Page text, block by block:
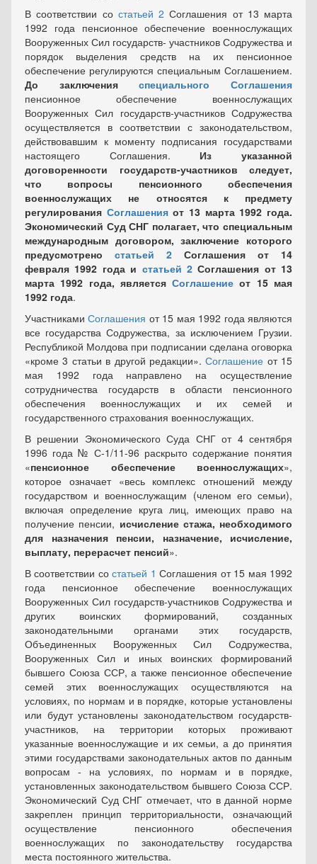
В соответствии со статьей 2 Соглашения от 13 марта
1992 года пенсионное обеспечение военнослужащих
Вооруженных Сил государств- участников Содружества и
порядок выделения средств на их пенсионное
обеспечение регулируются специальным Соглашением.
До заключенияспециального Соглашения
пенсионное обеспечение военнослужащих
Вооруженных Сил государств-участников Содружества
осуществляется в соответствии с законодательством,
действовавшим к моменту подписания государствами
настоящего Соглашения. Из указанной
договоренности государств-участников следует,
что вопросы пенсионного обеспечения
военнослужащих не относятся к предмету
регулирования Соглашенияот 13 марта 1992 года.
Экономический Суд СНГ полагает, что специальным
международным договором, заключение которого
предусмотрено статьей 2 Соглашения от 14
февраля 1992 года и статьей 2Соглашения от 13
марта 1992 года, являетсяСоглашение от 15 мая
1992 года.
УчастникамиСоглашения от 15 мая 1992 года являются
все государства Содружества, за исключением Грузии.
Республикой Молдова при подписании сделана оговорка
«кроме 3 статьи в другой редакции».Соглашение от 15
мая 1992 года направлено на осуществление
сотрудничества государств в области пенсионного
обеспечения военнослужащих и их семей и
государственного страхования военнослужащих.
В решении Экономического Суда СНГ от 4 сентября
1996 года № С-1/11-96 раскрыто содержание понятия
«пенсионное обеспечение военнослужащих»,
которое означает «весь комплекс отношений между
государством и военнослужащим (членом его семьи),
включая определение круга лиц, имеющих право на
получение пенсии, исчисление стажа, необходимого
для назначения пенсии, назначение, исчисление,
выплату, перерасчет пенсий».
В соответствии состатьей 1 Соглашения от 15 мая 1992
года пенсионное обеспечение военнослужащих
Вооруженных Сил государств-участников Содружества и
других воинских формирований, созданных
законодательными органами этих государств,
Объединенных Вооруженных Сил Содружества,
Вооруженных Сил и иных воинских формирований
бывшего Союза ССР, а также пенсионное обеспечение
семей этих военнослужащих осуществляются на
условиях, по нормам и в порядке, которые установлены
или будут установлены законодательством государств-
участников, на территории которых проживают
указанные военнослужащие и их семьи, а до принятия
этими государствами законодательных актов по данным
вопросам - на условиях, по нормам и в порядке,
установленных законодательством бывшего Союза ССР.
Экономический Суд СНГ отмечает, что в данной норме
закреплен принцип территориальности, означающий
осуществление пенсионного обеспечения
военнослужащих по законодательству государства
места постоянного жительства.